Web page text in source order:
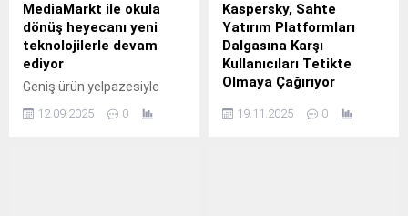
MediaMarkt ile okula
dönüş heyecanı yeni
teknolojilerle devam
ediyor
Geniş ürün yelpazesiyle
alışveriş keyfi sunan
12.09.2025 0
Kaspersky, Sahte
Yatırım Platformları
Dalgasına Karşı
Kullanıcıları Tetikte
Olmaya Çağırıyor
genelindeki kullanıcıları,
19.11.2025 0